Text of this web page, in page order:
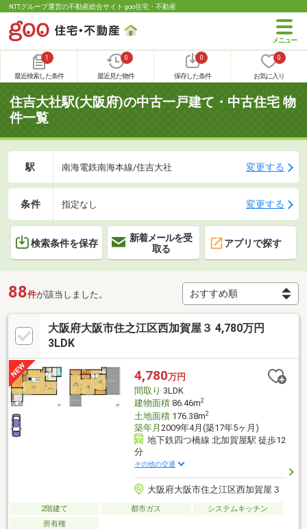
NTTグループ運営の不動産総合サイト goo住宅・不動産
1
最近検索した条件
0
最近見た物件
0
保存した条件
0
お気に入り
住吉大社駅(大阪府)の中古一戸建て・中古住宅 物
件一覧
駅 南海電鉄南海本線/住吉大社 変更する
条件 指定なし 変更する
検索条件を保存
新着メールを受
取る
アプリで探す
88件が該当しました。
大阪府大阪市住之江区西加賀屋３ 4,780万円
3LDK
4,780万円
間取り 3LDK
建物面積86.46m2
土地面積176.38m2
築年月 2009年4月(築17年5ヶ月)
地下鉄四つ橋線 北加賀屋駅 徒歩12
分
その他の交通
大阪府大阪市住之江区西加賀屋３
2階建て 都市ガス
システムキッチン
所有権